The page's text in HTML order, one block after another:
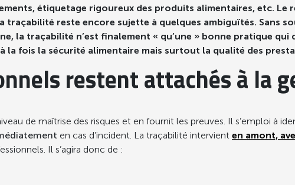
étiquetage rigoureux des produits alimentaires, etc. Le
traçabilité reste encore sujette à quelques ambiguïtés. Sans
la traçabilité n’est finalement « qu’une » bonne pratique qui
à la fois la sécurité alimentaire mais surtout la qualité des
restent attachés à la
de maîtrise des risques et en fournit les preuves. Il s’emploi à
en cas d’incident. La traçabilité intervient en amont,
Il s’agira donc de :